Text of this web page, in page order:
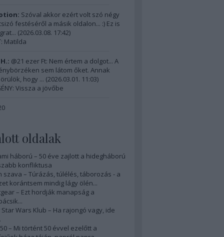
Szóval akkor ezért volt szó négy
festéséről a másik oldalon... :) Ez is
(2026.03.08. 17:42)
Matilda
@21 ezer Ft: Nem értem a dolgot... A
sem látom őket. Annak
hogy ... (2026.03.01. 11:03)
Vissza a jövőbe
oldalak
háború – 50 éve zajlott a hidegháború
konfliktusa
szava – Túrázás, túlélés, táborozás - a
korántsem mindig lágy ölén...
– Ezt hordják manapság a
Wars Klub – Ha rajongó vagy, ide
– Mi történt 50 évvel ezelőtt a